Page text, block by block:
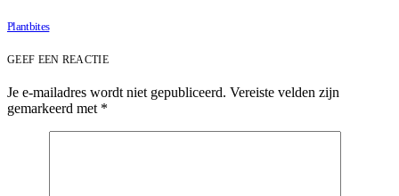
Plantbites
GEEF EEN REACTIE
Je e-mailadres wordt niet gepubliceerd. Vereiste velden zijn
gemarkeerd met *